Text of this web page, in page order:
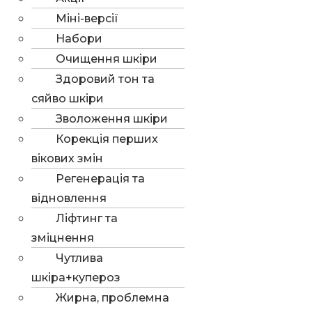
Міні-версії
Набори
Очищення шкіри
Здоровий тон та
сяйво шкіри
Зволоження шкіри
Корекція перших
вікових змін
Регенерація та
відновлення
Ліфтинг та
зміцнення
Чутлива
шкіра+купероз
Жирна, проблемна